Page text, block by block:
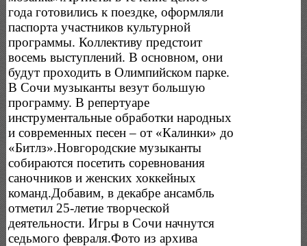
года готовились к поездке, оформляли
паспорта участников культурной
программы. Коллективу предстоит
восемь выступлений. В основном, они
будут проходить в Олимпийском парке.
В Сочи музыканты везут большую
программу. В репертуаре
инструментальные обработки народных
и современных песен – от «Калинки» до
«Битлз».Новгородские музыканты
собираются посетить соревнования
саночников и женских хоккейных
команд.Добавим, в декабре ансамбль
отметил 25-летие творческой
деятельности. Игры в Сочи начнутся
седьмого февраля.Фото из архива